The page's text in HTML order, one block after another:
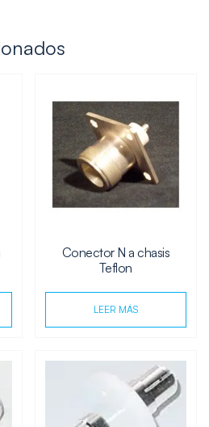
Conector N a chasis
Teflon
LEER MÁS